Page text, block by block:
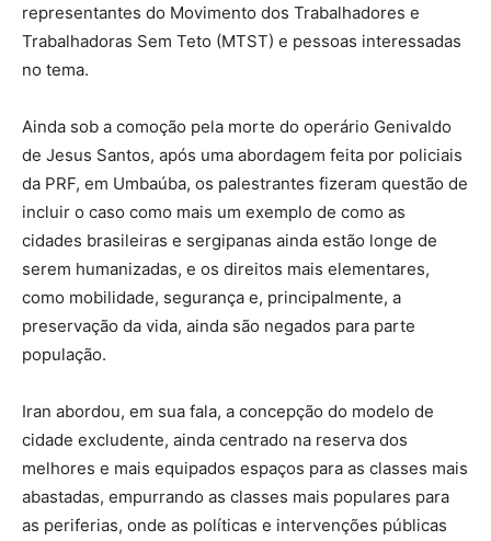
representantes do Movimento dos Trabalhadores e
Trabalhadoras Sem Teto (MTST) e pessoas interessadas
no tema.
Ainda sob a comoção pela morte do operário Genivaldo
de Jesus Santos, após uma abordagem feita por policiais
da PRF, em Umbaúba, os palestrantes fizeram questão de
incluir o caso como mais um exemplo de como as
cidades brasileiras e sergipanas ainda estão longe de
serem humanizadas, e os direitos mais elementares,
como mobilidade, segurança e, principalmente, a
preservação da vida, ainda são negados para parte
população.
Iran abordou, em sua fala, a concepção do modelo de
cidade excludente, ainda centrado na reserva dos
melhores e mais equipados espaços para as classes mais
abastadas, empurrando as classes mais populares para
as periferias, onde as políticas e intervenções públicas